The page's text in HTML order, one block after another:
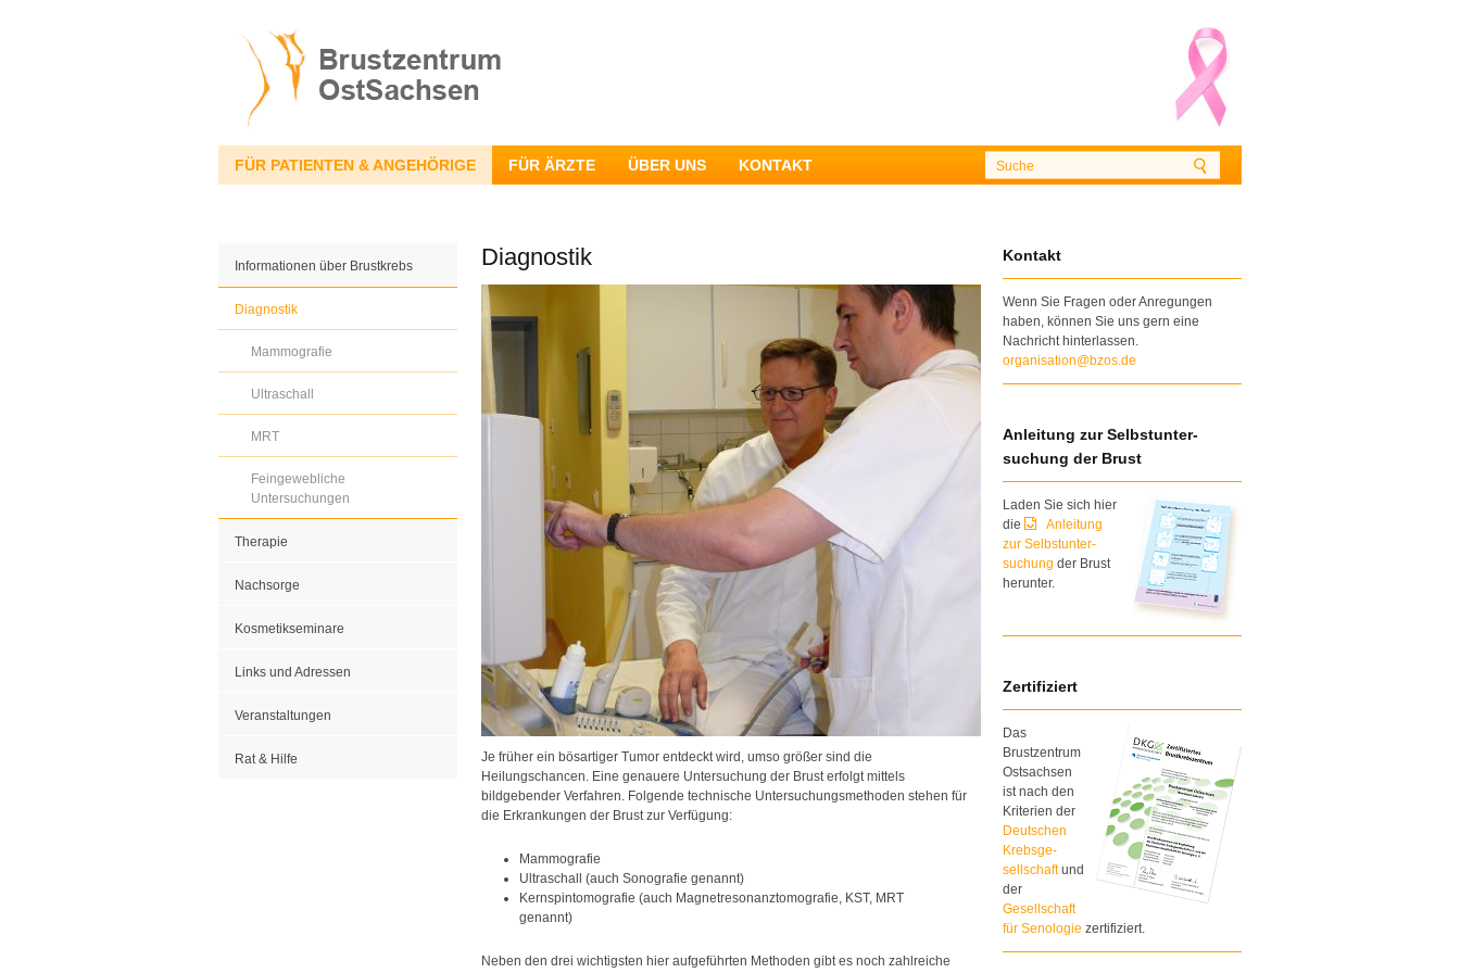
FÜR PATIENTEN & ANGEHÖRIGE FÜR ÄRZTE ÜBER UNS KONTAKT
Informationen über Brustkrebs
Diagnostik
Mammografie
Ultraschall
MRT
Feingewebliche
Untersuchungen
Therapie
Nachsorge
Kosmetikseminare
Links und Adressen
Veranstaltungen
Rat & Hilfe
Diagnostik
Je früher ein bösartiger Tumor entdeckt wird, umso größer sind die
Heilungschancen. Eine genauere Untersuchung der Brust erfolgt mittels
bildgebender Verfahren. Folgende technische Untersuchungsmethoden stehen für
die Erkrankungen der Brust zur Verfügung:
Mammografie
Ultraschall (auch Sonografie genannt)
Kernspintomografie (auch Magnetresonanztomografie, KST, MRT
genannt)
Neben den drei wichtigsten hier aufgeführten Methoden gibt es noch zahlreiche
Kontakt
Wenn Sie Fragen oder Anregungen
haben, können Sie uns gern eine
Nachricht hinterlassen.
organisation@bzos.de
Anleitung zur Selbstunter-
suchung der Brust
Laden Sie sich hier
die
Anleitung
zur Selbstunter-
suchung der Brust
herunter.
Zertifiziert
Das
Brustzentrum
Ostsachsen
ist nach den
Kriterien der
Deutschen
Krebsge-
sellschaftund
der
Gesellschaft
für Senologie zertifiziert.